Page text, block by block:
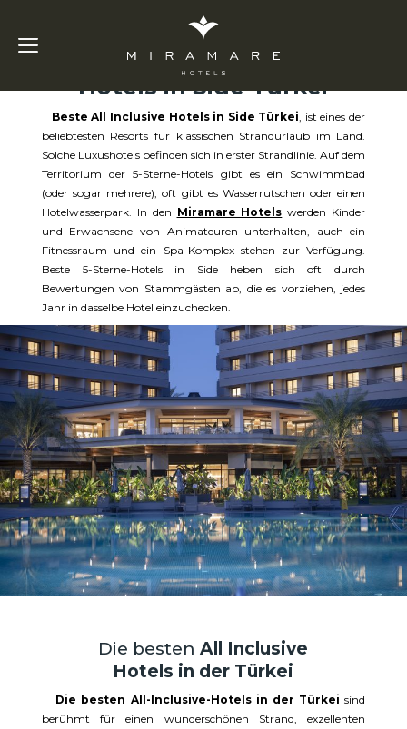
Beste All Inclusive
Hotels in Side Türkei
Beste All Inclusive Hotels in Side Türkei, ist eines der
beliebtesten Resorts für klassischen Strandurlaub im Land.
Solche Luxushotels befinden sich in erster Strandlinie. Auf dem
Territorium der 5-Sterne-Hotels gibt es ein Schwimmbad
(oder sogar mehrere), oft gibt es Wasserrutschen oder einen
Hotelwasserpark. In den Miramare Hotels werden Kinder
und Erwachsene von Animateuren unterhalten, auch ein
Fitnessraum und ein Spa-Komplex stehen zur Verfügung.
Beste 5-Sterne-Hotels in Side heben sich oft durch
Bewertungen von Stammgästen ab, die es vorziehen, jedes
Jahr in dasselbe Hotel einzuchecken.
Die bestenAll Inclusive
Hotels in der Türkei
Die besten All-Inclusive-Hotels in der Türkei sind
berühmt für einen wunderschönen Strand, exzellenten